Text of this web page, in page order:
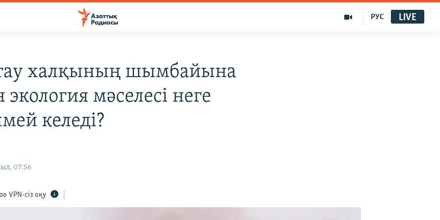
РУС LIVE
халқының шымбайына
экология мәселесі неге
келеді?
07:56
VPN-сіз оқу